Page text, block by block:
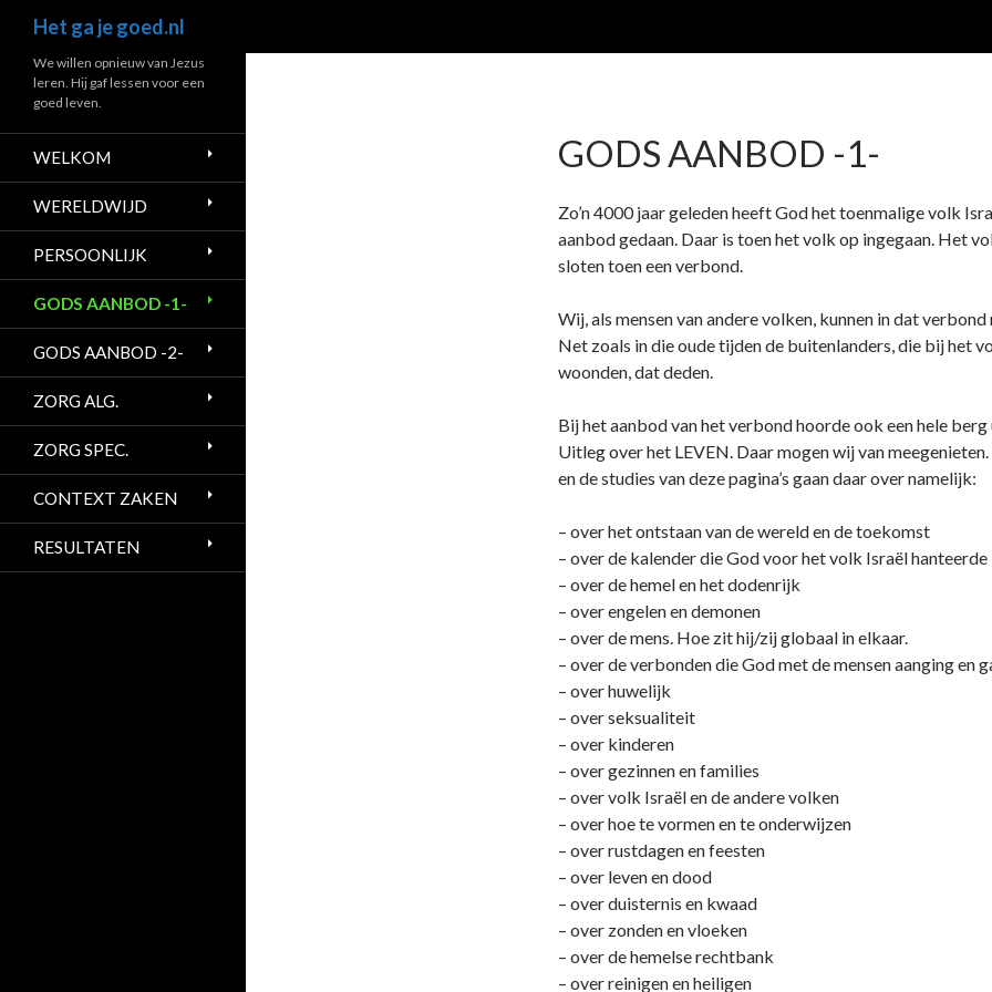
Het ga je goed.nl
GODS AANBOD -1-
Zo’n 4000 jaar geleden heeft God het toenmalige volk
aanbod gedaan. Daar is toen het volk op ingegaan. Het
sloten toen een verbond.
Wij, als mensen van andere volken, kunnen in dat verbond
Net zoals in die oude tijden de buitenlanders, die bij het
woonden, dat deden.
Bij het aanbod van het verbond hoorde ook een hele
Uitleg over het LEVEN. Daar mogen wij van meegenieten.
en de studies van deze pagina’s gaan daar over namelijk:
– over het ontstaan van de wereld en de toekomst
– over de kalender die God voor het volk Israël hanteerde
– over de hemel en het dodenrijk
– over engelen en demonen
– over de mens. Hoe zit hij/zij globaal in elkaar.
– over de verbonden die God met de mensen aanging en
– over huwelijk
– over seksualiteit
– over kinderen
– over gezinnen en families
– over volk Israël en de andere volken
– over hoe te vormen en te onderwijzen
– over rustdagen en feesten
– over leven en dood
– over duisternis en kwaad
– over zonden en vloeken
– over de hemelse rechtbank
– over reinigen en heiligen
We willen opnieuw van Jezus
leren. Hij gaf lessen voor een
goed leven.
WELKOM
WERELDWIJD
PERSOONLIJK
GODS AANBOD -1-
GODS AANBOD -2-
ZORG ALG.
ZORG SPEC.
CONTEXT ZAKEN
RESULTATEN